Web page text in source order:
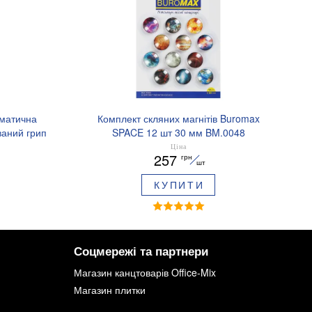
грип
02
Комплект скляних магнітів Buromax
SPACE 12 шт 30 мм BM.0048
Ціна
257 грн
шт
КУПИТИ
Соцмережі та партнери
Магазин канцтоварів Office-Mix
Магазин плитки